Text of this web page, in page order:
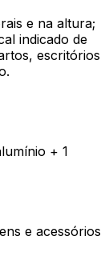
e na altura;
indicado de
escritórios
+ 1
e acessórios